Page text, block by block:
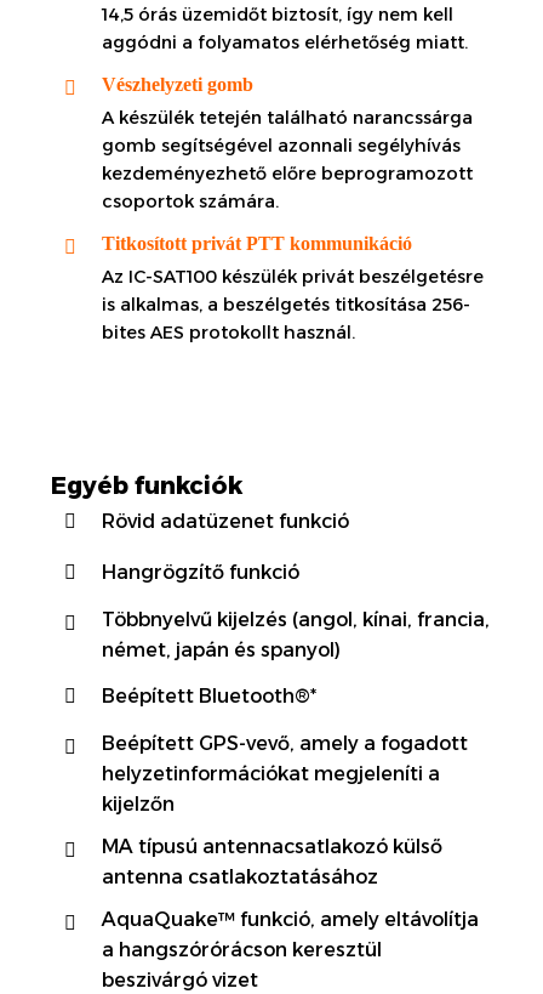
14,5 órás üzemidőt biztosít, így nem kell
aggódni a folyamatos elérhetőség miatt.
Vészhelyzeti gomb
A készülék tetején található narancssárga
gomb segítségével azonnali segélyhívás
kezdeményezhető előre beprogramozott
csoportok számára.
Titkosított privát PTT kommunikáció
Az IC-SAT100 készülék privát beszélgetésre
is alkalmas, a beszélgetés titkosítása 256-
bites AES protokollt használ.
Egyéb funkciók
Rövid adatüzenet funkció
Hangrögzítő funkció
Többnyelvű kijelzés (angol, kínai, francia,
német, japán és spanyol)
Beépített Bluetooth®*
Beépített GPS-vevő, amely a fogadott
helyzetinformációkat megjeleníti a
kijelzőn
MA típusú antennacsatlakozó külső
antenna csatlakoztatásához
AquaQuake™ funkció, amely eltávolítja
a hangszórórácson keresztül
beszivárgó vizet